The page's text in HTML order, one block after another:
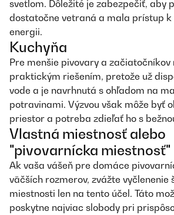
svetlom. Dôležité je zabezpečiť, aby
dostatočne vetraná a mala prístup
energii.
Kuchyňa
Pre menšie pivovary a začiatočníkov
praktickým riešením, pretože už
vode a je navrhnutá s ohľadom na
potravinami. Výzvou však môže byť
priestor a potreba zdieľať ho s
Vlastná miestnosť alebo
"pivovarnícka miestnosť"
Ak vaša vášeň pre domáce
väčších rozmerov, zvážte vyčlenenie
miestnosti len na tento účel. Táto
poskytne najviac slobody pri